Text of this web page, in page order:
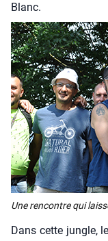
Blanc.
Une ren­contre qui
Dans cette jungle,